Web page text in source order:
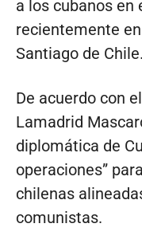
a los cubanos en
recientemente
Santiago de Chile.
De acuerdo con
Lamadrid
diplomática de
operaciones”
chilenas
comunistas.